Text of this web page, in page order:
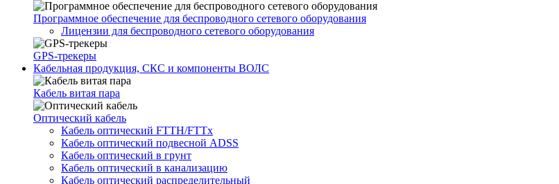
Программное обеспечение для беспроводного сетевого оборудования
Лицензии для беспроводного сетевого оборудования
GPS-трекеры
Кабельная продукция, СКС и компоненты ВОЛС
Кабель витая пара
Оптический кабель
Кабель оптический FTTH/FTTx
Кабель оптический подвесной ADSS
Кабель оптический в грунт
Кабель оптический в канализацию
Кабель оптический распределительный